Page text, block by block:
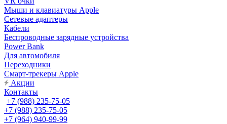
Мыши и клавиатуры Apple
Сетевые адаптеры
Кабели
Беспроводные зарядные устройства
Power Bank
Для автомобиля
Переходники
Смарт-трекеры Apple
Акции
Контакты
+7 (988) 235-75-05
+7 (988) 235-75-05
+7 (964) 940-99-99